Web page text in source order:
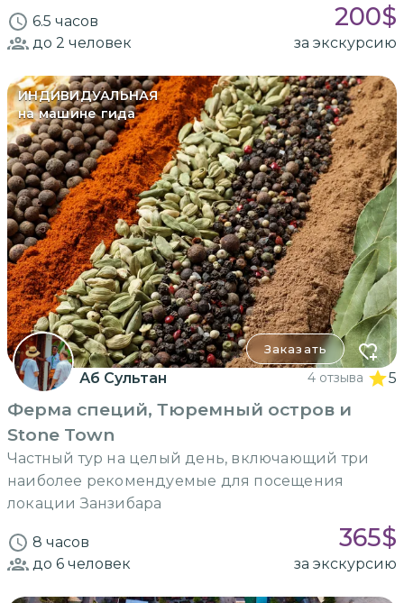
6.5 часов 200$
до 2 человек за экскурсию
ИНДИВИДУАЛЬНАЯ
на машине гида
Заказать
Аб Сультан 4 отзыва 5
Ферма специй, Тюремный остров и
Stone Town
Частный тур на целый день, включающий три
наиболее рекомендуемые для посещения
локации Занзибара
8 часов 365$
до 6 человек за экскурсию